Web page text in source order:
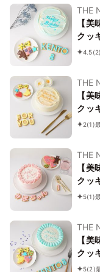
THE
【
クッ
4.5
THE
【
クッ
2(1)
THE
【
クッ
ケー
5(1)
THE
【
クッ
ケー
5(2)